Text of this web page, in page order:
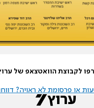
לקבוצת הוואטצאפ של ערוץ
או פרסומת לא ראויה?